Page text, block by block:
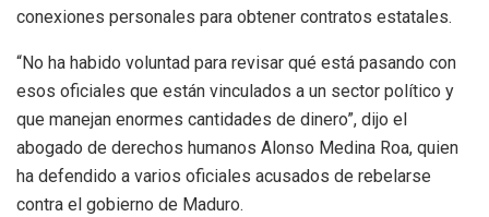
conexiones personales para obtener contratos estatales.
“No ha habido voluntad para revisar qué está pasando con
esos oficiales que están vinculados a un sector político y
que manejan enormes cantidades de dinero”, dijo el
abogado de derechos humanos Alonso Medina Roa, quien
ha defendido a varios oficiales acusados de rebelarse
contra el gobierno de Maduro.